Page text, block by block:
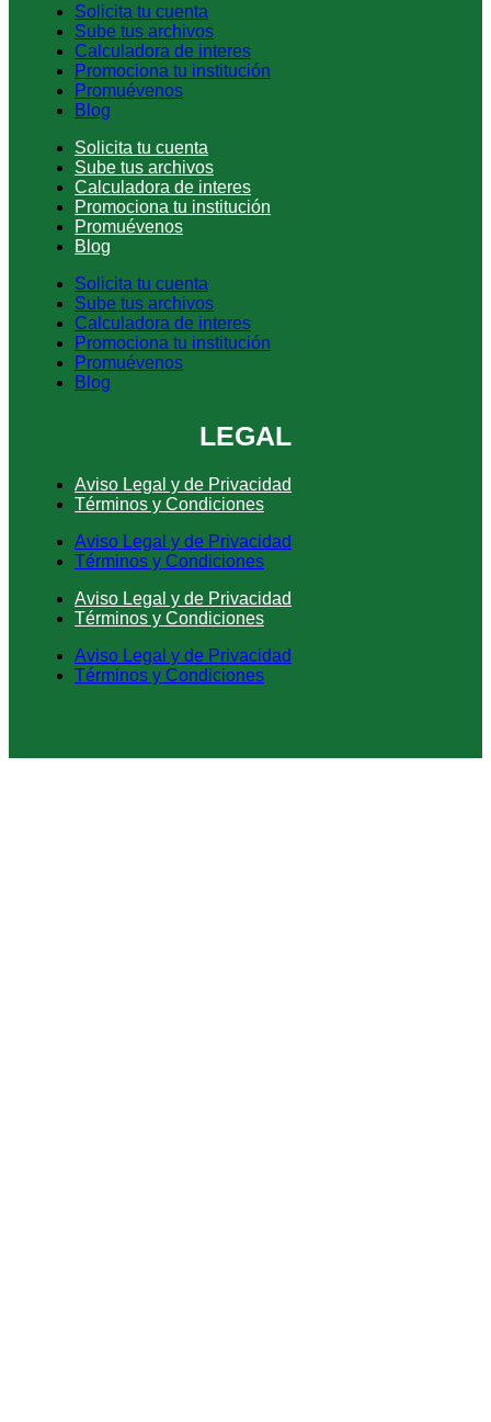
Solicita tu cuenta
Sube tus archivos
Calculadora de interes
Promociona tu institución
Promuévenos
Blog
Solicita tu cuenta
Sube tus archivos
Calculadora de interes
Promociona tu institución
Promuévenos
Blog
Solicita tu cuenta
Sube tus archivos
Calculadora de interes
Promociona tu institución
Promuévenos
Blog
LEGAL
Aviso Legal y de Privacidad
Términos y Condiciones
Aviso Legal y de Privacidad
Términos y Condiciones
Aviso Legal y de Privacidad
Términos y Condiciones
Aviso Legal y de Privacidad
Términos y Condiciones